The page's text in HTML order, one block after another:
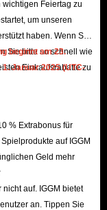
Feiertag zu
um unseren
haben. Wenn Sie
Sie bitte so schnell wie
Einkaufsrabatte zu
beginnt am 23.
Januar 2025 (UTC-
% Extrabonus für
auf IGGM
Geld mehr
auf. IGGM bietet
an. Tippen Sie